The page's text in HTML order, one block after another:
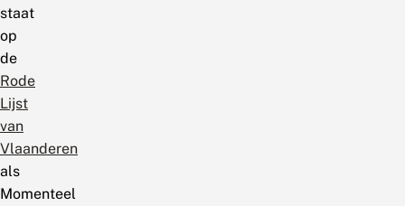
staat
op
de
Rode
Lijst
van
Vlaanderen
als
Momenteel